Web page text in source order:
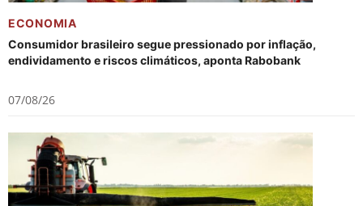
ECONOMIA
Consumidor brasileiro segue pressionado por inflação,
endividamento e riscos climáticos, aponta Rabobank
07/08/26